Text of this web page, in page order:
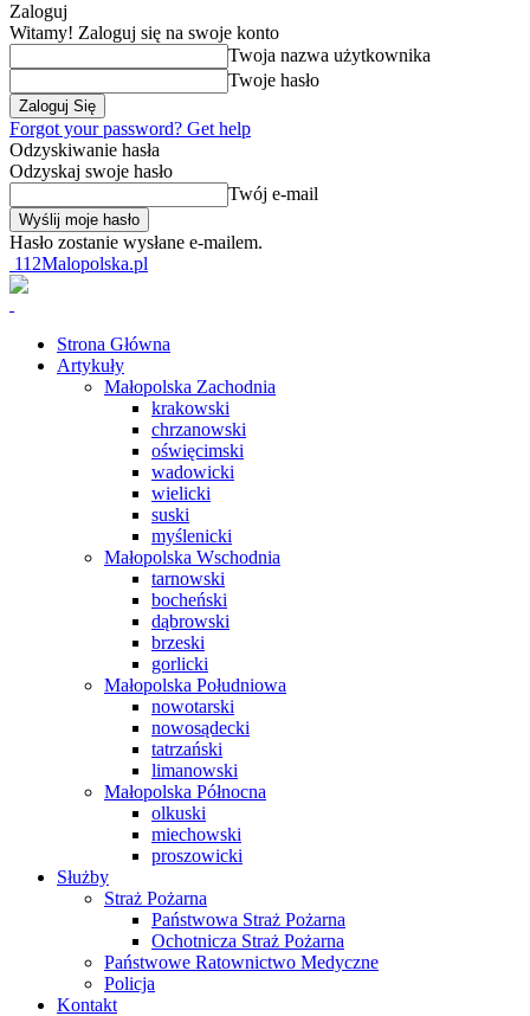
Zaloguj
Witamy! Zaloguj się na swoje konto
Twoja nazwa użytkownika
Twoje hasło
Forgot your password? Get help
Odzyskiwanie hasła
Odzyskaj swoje hasło
Twój e-mail
Hasło zostanie wysłane e-mailem.
112Malopolska.pl
Strona Główna
Artykuły
Małopolska Zachodnia
krakowski
chrzanowski
oświęcimski
wadowicki
wielicki
suski
myślenicki
Małopolska Wschodnia
tarnowski
bocheński
dąbrowski
brzeski
gorlicki
Małopolska Południowa
nowotarski
nowosądecki
tatrzański
limanowski
Małopolska Północna
olkuski
miechowski
proszowicki
Służby
Straż Pożarna
Państwowa Straż Pożarna
Ochotnicza Straż Pożarna
Państwowe Ratownictwo Medyczne
Policja
Kontakt